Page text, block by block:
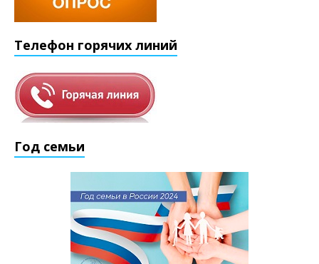
Телефон горячих линий
Год семьи